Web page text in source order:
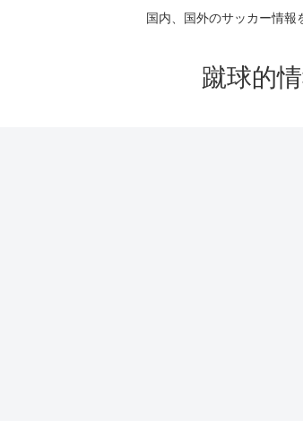
国内、国外のサッカー情報
蹴球的